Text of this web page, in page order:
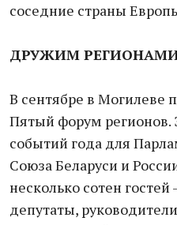
соседние страны
ДРУЖИМ
В сентябре в Могилеве
Пятый форум регионов.
событий года для
Союза Беларуси и
несколько сотен гостей
депутаты,